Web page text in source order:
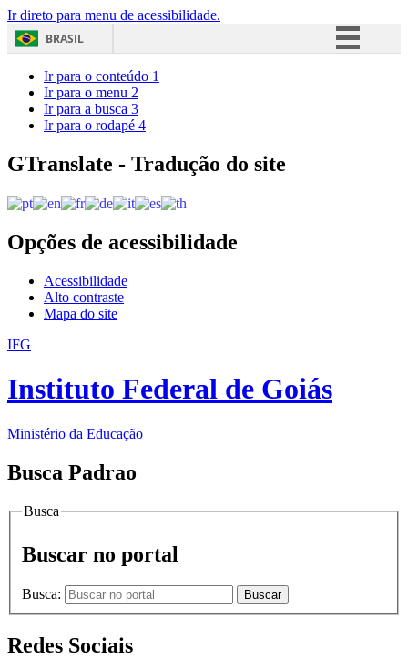
Ir direto para menu de acessibilidade.
BRASIL
Acesso à informação
Ir para o conteúdo 1
Ir para o menu 2
Ir para a busca 3
Ir para o rodapé 4
GTranslate - Tradução do site
Opções de acessibilidade
Acessibilidade
Alto contraste
Mapa do site
IFG
Instituto Federal de Goiás
Ministério da Educação
Busca Padrao
Busca
Buscar no portal
Busca: Buscar
Redes Sociais